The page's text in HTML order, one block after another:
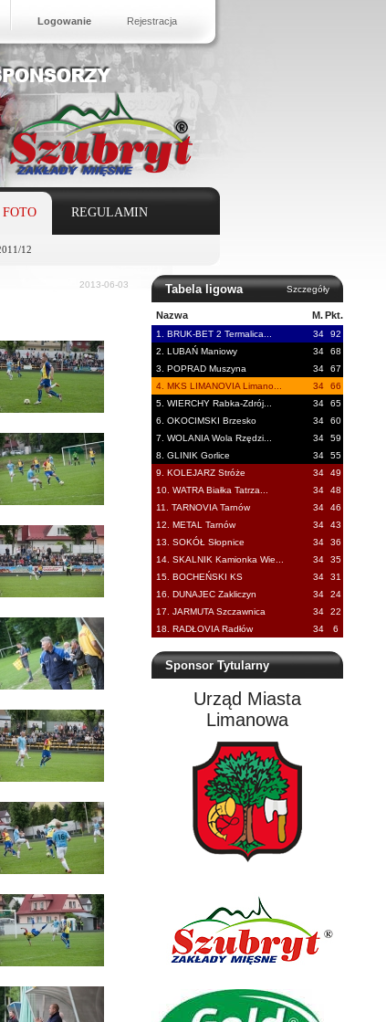
Logowanie Rejestracja
FOTO
12
REGULAMIN
Tabela ligowa Szczegóły
Nazwa M. Pkt.
1. BRUK-BET 2 Termalica... 34
92
2. LUBAŃ Maniowy
34
68
3. POPRAD Muszyna
34
67
4. MKS LIMANOVIA Limano...
34
66
5. WIERCHY Rabka-Zdrój...
34
65
6. OKOCIMSKI Brzesko
34
60
7. WOLANIA Wola Rzędzi...
34
59
8. GLINIK Gorlice
34
55
9. KOLEJARZ Stróże
34
49
10. WATRA Białka Tatrza...
34
48
11. TARNOVIA Tarnów
34
46
12. METAL Tarnów
34
43
13. SOKÓŁ Słopnice
34
36
14. SKALNIK Kamionka Wie...
34
35
15. BOCHEŃSKI KS
34
31
16. DUNAJEC Zakliczyn
34
24
17. JARMUTA Szczawnica
34
22
18. RADŁOVIA Radłów
34 6
Sponsor Tytularny
Urząd Miasta
Limanowa
2013-06-03